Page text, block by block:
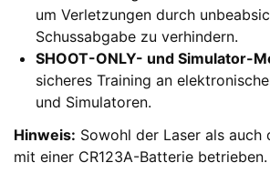
um Verletzungen durch
Schussabgabe zu verhindern.
SHOOT-ONLY- und Simulator-
sicheres Training an
und Simulatoren.
Hinweis: Sowohl der Laser als auch
mit einer CR123A-Batterie betrieben.